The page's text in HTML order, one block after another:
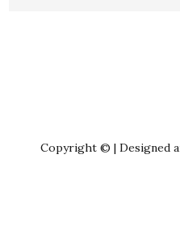
Copyright © | Designed